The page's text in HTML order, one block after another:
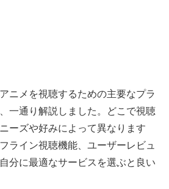
ニメを視聴するための主要なプラ
一通り解説しました。どこで視聴
ーズや好みによって異なります
ライン視聴機能、ユーザーレビュ
分に最適なサービスを選ぶと良い